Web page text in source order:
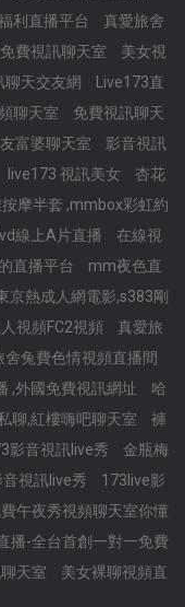
利直播平台
真愛旅舍
費視訊聊天室
美女視
天交友網
Live173直
聊天室
免費視訊聊天
富婆聊天室
影音視訊
live173 視訊美女
杏花
摩半套 ,mmbox彩虹約
線上A片直播
在線視
直播平台
mm夜色直
京熱成人網電影,s383剛
視頻FC2視頻
真愛旅
舍兔費色情視頻直播間
,外國免費視訊網址
哈
聊,紅樓嗨吧聊天室
褲
影音視訊live秀
金瓶梅
音視訊live秀
173live影
午夜秀視頻聊天室你懂
播-全台首創一對一免費
天室
美女裸聊視頻直